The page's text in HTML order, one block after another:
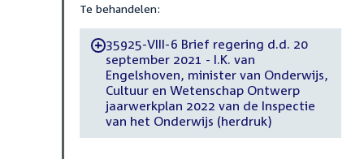
Te behandelen:
-35925-VIII-6 Brief regering d.d. 20
september 2021 - I.K. van
Engelshoven, minister van Onderwijs,
Cultuur en Wetenschap Ontwerp
jaarwerkplan 2022 van de Inspectie
van het Onderwijs (herdruk)